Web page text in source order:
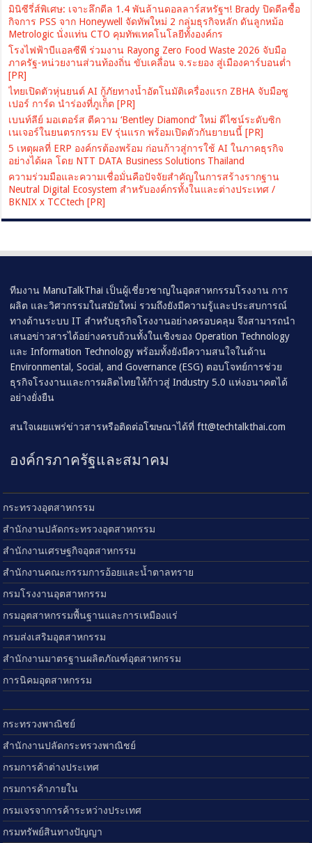
มินิซีรี่ส์พิเศษ: เจาะลึกดีล 1.4 พันล้านดอลลาร์สหรัฐฯ! Brady ปิดดีลซื้อ
กิจการ PSS จาก Honeywell จัดทัพใหม่ 2 กลุ่มธุรกิจหลัก ดันลูกหม้อ
Metrologic นั่งแท่น CTO คุมทัพเทคโนโลยีทั้งองค์กร
โรงไฟฟ้าบีแอลซีพี ร่วมงาน Rayong Zero Food Waste 2026 จับมือ
ภาครัฐ-หน่วยงานส่วนท้องถิ่น ขับเคลื่อน จ.ระยอง สู่เมืองคาร์บอนต่ำ
[PR]
ไทยเปิดตัวหุ่นยนต์ AI กู้ภัยทางน้ำอัตโนมัติเครื่องแรก ZBHA จับมือซู
เปอร์ การ์ด นำร่องที่ภูเก็ต [PR]
เบนท์ลีย์ มอเตอร์ส ตีความ ‘Bentley Diamond’ ใหม่ ดีไซน์ระดับซิก
เนเจอร์ในยนตรกรรม EV รุ่นแรก พร้อมเปิดตัวกันยายนนี้ [PR]
5 เหตุผลที่ ERP องค์กรต้องพร้อม ก่อนก้าวสู่การใช้ AI ในภาคธุรกิจ
อย่างได้ผล โดย NTT DATA Business Solutions Thailand
ความร่วมมือและความเชื่อมั่นคือปัจจัยสำคัญในการสร้างรากฐาน
Neutral Digital Ecosystem สำหรับองค์กรทั้งในและต่างประเทศ /
BKNIX x TCCtech [PR]
ทีมงาน ManuTalkThai เป็นผู้เชี่ยวชาญในอุตสาหกรรมโรงงาน การ
ผลิต และวิศวกรรมในสมัยใหม่ รวมถึงยังมีความรู้และประสบการณ์
ทางด้านระบบ IT สำหรับธุรกิจโรงงานอย่างครอบคลุม จึงสามารถนำ
เสนอข่าวสารได้อย่างครบถ้วนทั้งในเชิงของ Operation Technology
และ Information Technology พร้อมทั้งยังมีความสนใจในด้าน
Environmental, Social, and Governance (ESG) ตอบโจทย์การช่วย
ธุรกิจโรงงานและการผลิตไทยให้ก้าวสู่ Industry 5.0 แห่งอนาคตได้
อย่างยั่งยืน
สนใจเผยแพร่ข่าวสารหรือติดต่อโฆษณาได้ที่ftt@techtalkthai.com
องค์กรภาครัฐและสมาคม
กระทรวงอุตสาหกรรม
สำนักงานปลัดกระทรวงอุตสาหกรรม
สำนักงานเศรษฐกิจอุตสาหกรรม
สำนักงานคณะกรรมการอ้อยและน้ำตาลทราย
กรมโรงงานอุตสาหกรรม
กรมอุตสาหกรรมพื้นฐานและการเหมืองแร่
กรมส่งเสริมอุตสาหกรรม
สำนักงานมาตรฐานผลิตภัณฑ์อุตสาหกรรม
การนิคมอุตสาหกรรม
กระทรวงพาณิชย์
สำนักงานปลัดกระทรวงพาณิชย์
กรมการค้าต่างประเทศ
กรมการค้าภายใน
กรมเจรจาการค้าระหว่างประเทศ
กรมทรัพย์สินทางปัญญา